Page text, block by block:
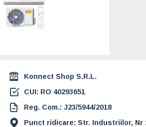
Konnect Shop S.R.L.
CUI: RO 40293651
Reg. Com.: J23/5944/2018
Punct ridicare: Str. Industriilor, Nr